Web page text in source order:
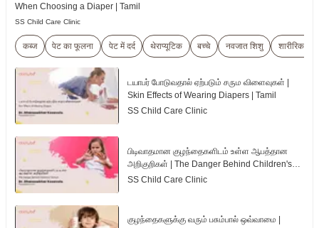
When Choosing a Diaper | Tamil
SS Child Care Clinic
कब्ज पेट का फूलना पेट में दर्द थेराप्यूटिक बच्चे नवजात शिशु शारीरिक जाँच
டயாபர் போடுவதால் ஏற்படும் சரும விளைவுகள் |
Skin Effects of Wearing Diapers | Tamil
SS Child Care Clinic
பிடிவாதமான குழந்தைகளிடம் உள்ள ஆபத்தான
அறிகுறிகள் | The Danger Behind Children's
Tantrum | Tamil
SS Child Care Clinic
குழந்தைகளுக்கு வரும் பசும்பால் ஒவ்வாமை |